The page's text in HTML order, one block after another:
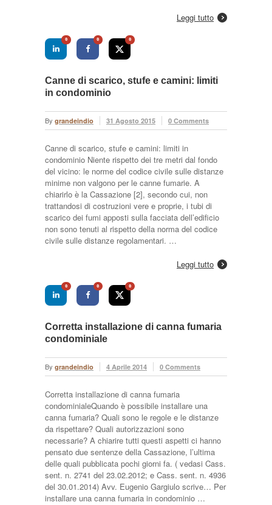
Leggi tutto
0 0 0
Canne di scarico, stufe e camini: limiti
in condominio
By grandeindio 31 Agosto 2015 0 Comments
Canne di scarico, stufe e camini: limiti in
condominio Niente rispetto dei tre metri dal fondo
del vicino: le norme del codice civile sulle distanze
minime non valgono per le canne fumarie. A
chiarirlo è la Cassazione [2], secondo cui, non
trattandosi di costruzioni vere e proprie, i tubi di
scarico dei fumi apposti sulla facciata dell’edificio
non sono tenuti al rispetto della norma del codice
civile sulle distanze regolamentari. …
Leggi tutto
0 0 0
Corretta installazione di canna fumaria
condominiale
By grandeindio 4 Aprile 2014 0 Comments
Corretta installazione di canna fumaria
condominialeQuando è possibile installare una
canna fumaria? Quali sono le regole e le distanze
da rispettare? Quali autorizzazioni sono
necessarie? A chiarire tutti questi aspetti ci hanno
pensato due sentenze della Cassazione, l’ultima
delle quali pubblicata pochi giorni fa. ( vedasi Cass.
sent. n. 2741 del 23.02.2012; e Cass. sent. n. 4936
del 30.01.2014) Avv. Eugenio Gargiulo scrive… Per
installare una canna fumaria in condominio …